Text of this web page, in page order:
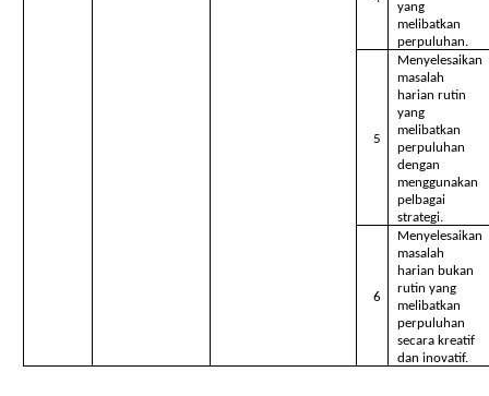
yang
melibatkan
perpuluhan.
5
Menyelesaikan
masalah
harian rutin
yang
melibatkan
perpuluhan
dengan
menggunakan
pelbagai
strategi.
6
Menyelesaikan
masalah
harian bukan
rutin yang
melibatkan
perpuluhan
secara kreatif
dan inovatif.